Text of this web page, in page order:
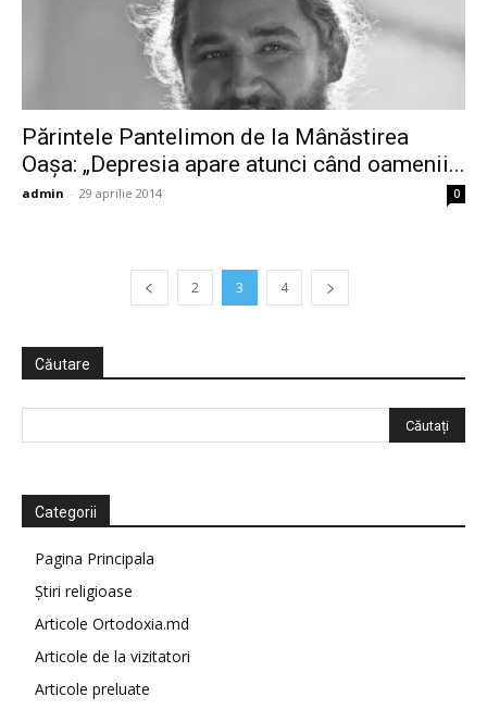
Părintele Pantelimon de la Mânăstirea
Oaşa: „Depresia apare atunci când oamenii...
admin - 29 aprilie 2014 0
2 3 4
Căutare
Categorii
Pagina Principala
Știri religioase
Articole Ortodoxia.md
Articole de la vizitatori
Articole preluate